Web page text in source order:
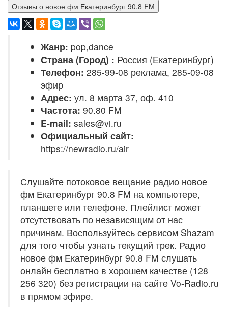
Отзывы о новое фм Екатеринбург 90.8 FM
Жанр: pop,dance
Страна (Город) : Россия (Екатеринбург)
Телефон: 285-99-08 реклама, 285-09-08
эфир
Адрес: ул. 8 марта 37, оф. 410
Частота: 90.80 FM
E-mail: sales@vi.ru
Официальный сайт:
https://newradio.ru/air
Слушайте потоковое вещание радио новое
фм Екатеринбург 90.8 FM на компьютере,
планшете или телефоне. Плейлист может
отсутствовать по независящим от нас
причинам. Воспользуйтесь сервисом Shazam
для того чтобы узнать текущий трек. Радио
новое фм Екатеринбург 90.8 FM слушать
онлайн бесплатно в хорошем качестве (128
256 320) без регистрации на сайте Vo-Radio.ru
в прямом эфире.